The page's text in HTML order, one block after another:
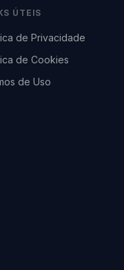
ÚTEIS
de Privacidade
de Cookies
de Uso